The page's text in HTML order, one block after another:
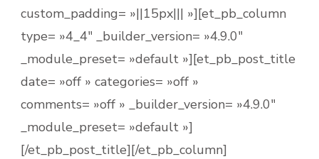
custom_padding= »||15px||| »][et_pb_column
type= »4_4″ _builder_version= »4.9.0″
_module_preset= »default »][et_pb_post_title
date= »off » categories= »off »
comments= »off » _builder_version= »4.9.0″
_module_preset= »default »]
[/et_pb_post_title][/et_pb_column]